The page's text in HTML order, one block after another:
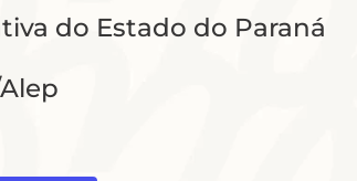
do Estado do Paraná